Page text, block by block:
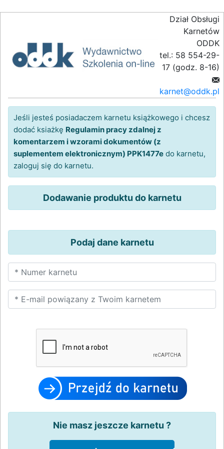
Dział Obsługi
Karnetów
ODDK
tel.: 58 554-29-
17 (godz. 8-16)
karnet@oddk.pl
Jeśli jesteś posiadaczem karnetu książkowego i chcesz
dodać ksiażkę Regulamin pracy zdalnej z
komentarzem i wzorami dokumentów (z
suplementem elektronicznym) PPK1477e do karnetu,
zaloguj się do karnetu.
Dodawanie produktu do karnetu
Podaj dane karnetu
Nie masz jeszcze karnetu ?